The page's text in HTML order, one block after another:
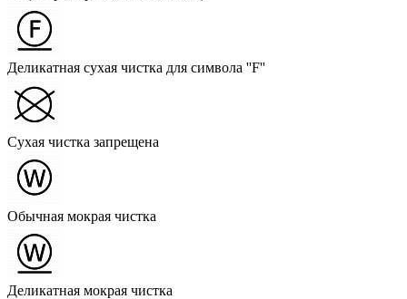
Деликатная сухая чистка для символа ''F''
Сухая чистка запрещена
Обычная мокрая чистка
Деликатная мокрая чистка